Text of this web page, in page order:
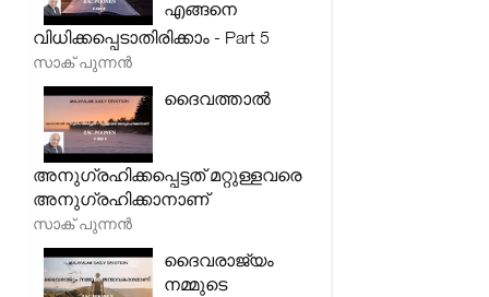
എങ്ങനെ
വിധിക്കപ്പെടാതിരിക്കാം - Part 5
സാക് പുന്നൻ
ദൈവത്താൽ
അനുഗ്രഹിക്കപ്പെട്ടത് മറ്റുള്ളവരെ
അനുഗ്രഹിക്കാനാണ്
സാക് പുന്നൻ
ദൈവരാജ്യം
നമ്മുടെ